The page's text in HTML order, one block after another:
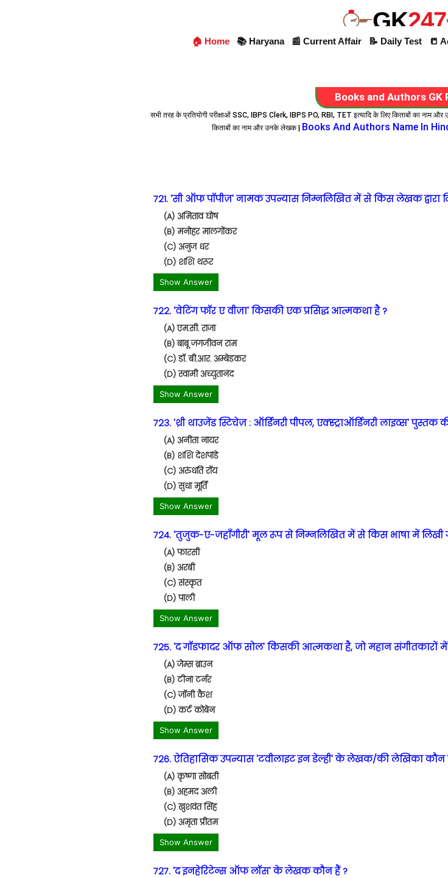
GK247
🏠 Home 📚 Haryana 📰 Current Affair 📝 Daily Test 📒
Books and Authors GK
सभी तरह के प्रतियोगी परीक्षाओं SSC, IBPS Clerk, IBPS PO, RBI, TET इत्यादि के लिए किताबों का नाम
किताबों का नाम और उनके लेखक |
Books And Authors Name In
721. 'सी ऑफ पॉपीज़' नामक उपन्यास निम्नलिखित में से किस लेखक द्वारा
(A) अमिताव घोष
(B) मनोहर मालगोंकर
(C) अनुज धर
(D) शशि थरूर
Show Answer
722. 'वेटिंग फॉर ए वीज़ा' किसकी एक प्रसिद्ध आत्मकथा है ?
(A) एम.सी. राजा
(B) बाबू जगजीवन राम
(C) डॉ. बी.आर. अम्बेडकर
(D) स्वामी अच्युतानंद
Show Answer
723. 'थ्री थाउजेंड स्टिचेज़ : ऑर्डिनरी पीपल, एक्स्ट्राऑर्डिनरी लाइव्स'
(A) अनीता नायर
(B) शशि देशपांडे
(C) अरुंधति रॉय
(D) सुधा मूर्ति
Show Answer
724. 'तुजुक-ए-जहाँगीरी' मूल रूप से निम्नलिखित में से किस भाषा में लिखी
(A) फारसी
(B) अरबी
(C) संस्कृत
(D) पाली
Show Answer
725. 'द गॉडफादर ऑफ सोल' किसकी आत्मकथा है, जो महान संगीतकारों
(A) जेम्स ब्राउन
(B) टीना टर्नर
(C) जॉनी कैश
(D) कर्ट कोबेन
Show Answer
726. ऐतिहासिक उपन्यास 'टवीलाइट इन डेल्ही' के लेखक/की लेखिका कौन
(A) कृष्णा सोबती
(B) अहमद अली
(C) खुशवंत सिंह
(D) अमृता प्रीतम
Show Answer
727. 'द इनहेरिटेन्स ऑफ लॉस' के लेखक कौन हैं ?